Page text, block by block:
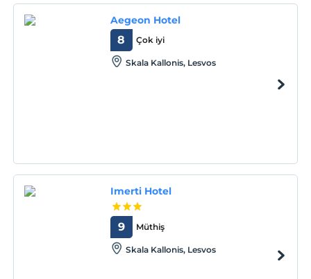
Aegeon Hotel
Çok iyi
8
Skala Kallonis, Lesvos
Imerti Hotel
Müthiş
9
Skala Kallonis, Lesvos